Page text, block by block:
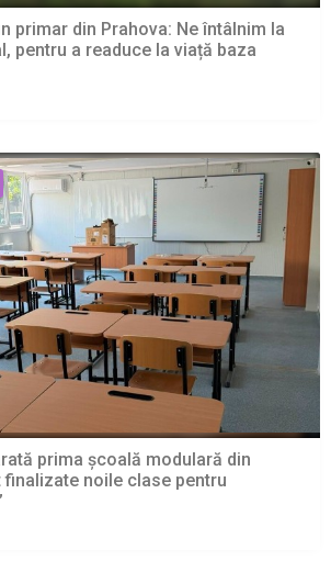
primar din Prahova: Ne întâlnim la
pentru a readuce la viață baza
prima școală modulară din
finalizate noile clase pentru